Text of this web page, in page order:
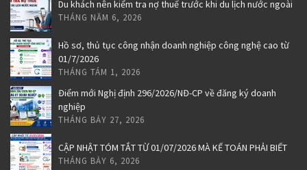
Du khách nên kiểm tra nợ thuế trước khi du lịch nước ngoài
THÁNG NĂM 6, 2026
Hồ sơ, thủ tục công nhận doanh nghiệp công nghệ cao từ
01/7/2026
THÁNG TÁM 1, 2026
Điểm mới Nghị định 296/2026/NĐ-CP về đăng ký doanh
nghiệp
THÁNG BẢY 27, 2026
CẬP NHẬT TÓM TẮT TỪ 01/07/2026 MÀ KẾ TOÁN PHẢI BIẾT
THÁNG BẢY 6, 2026